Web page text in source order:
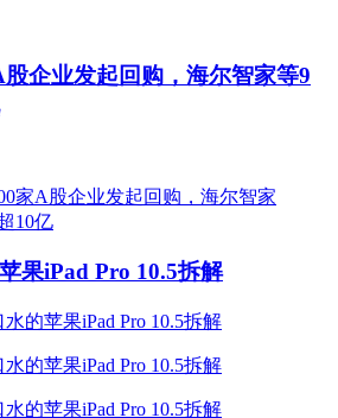
企业发起回购，海尔智家等9
果iPad Pro 10.5拆解